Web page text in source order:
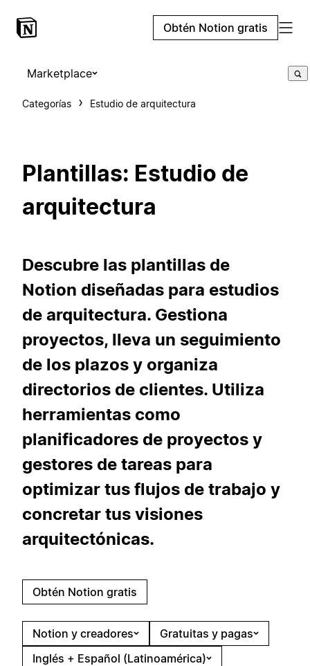
Obtén Notion gratis
Marketplace
Categorías Estudio de arquitectura
Plantillas: Estudio de
arquitectura
Descubre las plantillas de
Notion diseñadas para estudios
de arquitectura. Gestiona
proyectos, lleva un seguimiento
de los plazos y organiza
directorios de clientes. Utiliza
herramientas como
planificadores de proyectos y
gestores de tareas para
optimizar tus flujos de trabajo y
concretar tus visiones
arquitectónicas.
Obtén Notion gratis
Notion y creadores
Gratuitas y pagas
Inglés + Español (Latinoamérica)